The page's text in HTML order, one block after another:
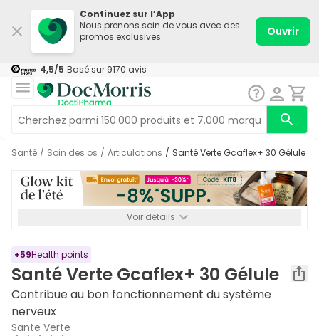
Continuez sur l’App
Nous prenons soin de vous avec des
promos exclusives
Ouvrir
4,5/5 Basé sur 9170 avis
Santé / Soin des os / Articulations / Santé Verte Gcaflex+ 30 Gélule
Voir détails
+59Health points
Santé Verte Gcaflex+ 30 Gélule
Contribue au bon fonctionnement du système
nerveux
Sante Verte